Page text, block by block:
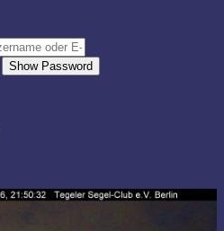
Show Password